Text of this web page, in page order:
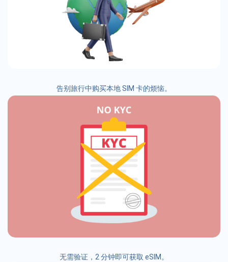
告别旅行中购买本地 SIM 卡的烦恼。
无需验证，2 分钟即可获取 eSIM。